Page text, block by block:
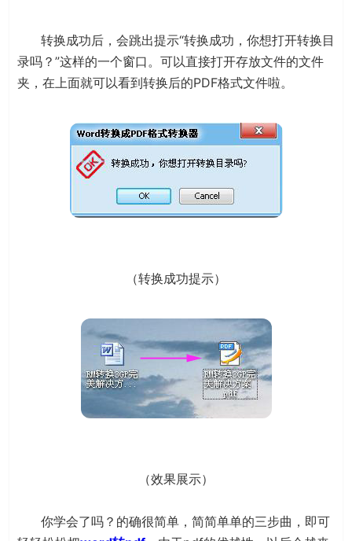
转换成功后，会跳出提示“转换成功，你想打开转换目
录吗？”这样的一个窗口。可以直接打开存放文件的文件
夹，在上面就可以看到转换后的PDF格式文件啦。
（转换成功提示）
（效果展示）
你学会了吗？的确很简单，简简单单的三步曲，即可